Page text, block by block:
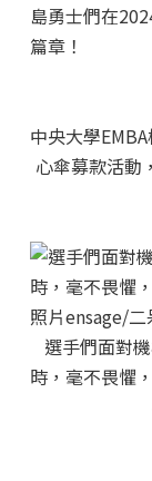
島勇士們在
篇章！
中央大學
心傘募款活動
選手們面對
時，毫不畏懼